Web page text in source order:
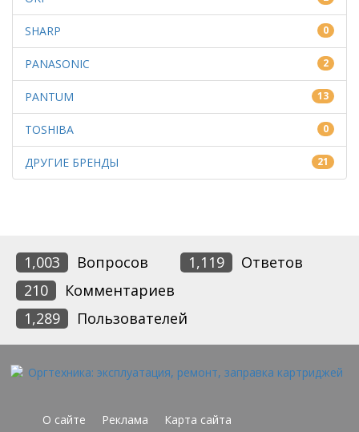
SHARP 0
PANASONIC 2
PANTUM 13
TOSHIBA 0
ДРУГИЕ БРЕНДЫ 21
1,003 Вопросов 1,119
Ответов
210
Комментариев
1,289
Пользователей
О сайте Реклама Карта сайта